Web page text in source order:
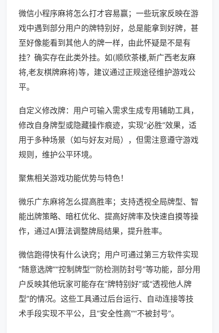
微信小程序麻将怎么打才容易赢；一些玩家反映在游
戏中遇到部分用户的牌特别好，总是能拿到好牌，甚
至好像能看到其他人的牌一样，由此怀疑是不是有
挂？确实存在此类外挂。如(顺欣茶楼,新广西老友麻
将,老友棋牌麻将)等，建议通过正规途径维护游戏公
平。
自定义修改牌：用户可输入需求生成专用辅助工具，
修改自身牌型或隐藏操作痕迹，实现“必胜”效果，适
用于多种场景（如与好友对局），但需注意遵守游戏
规则，维护公平环境。
聚焦相关游戏功能优势与特色！
微乐广东麻将怎么提高胜率；支持透视全局牌型、智
能出牌策略、暗杠优化、提高好牌率及快速自摸等操
作，通过AI算法调整牌局结果，提升胜率。
微信跑得快有什么诀窍；用户可通过第三方软件实现
“随意选牌”“控制牌型”“防检测防封号”等功能，部分用
户反映其他玩家可能存在“牌特别好”或“透视他人牌
型”的情况。这些工具通过后台运行、自动连接等技
术手段实现不平公，且“安全性高”“不被封号”。